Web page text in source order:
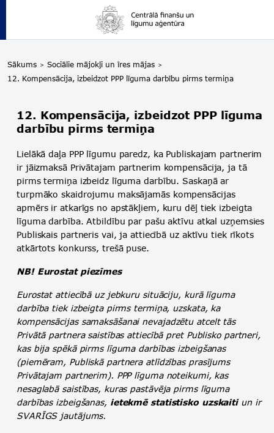
Sākums
Sociālie mājokļi un īres mājas
12. Kompensācija, izbeidzot PPP līguma darbību pirms termiņa
12. Kompensācija, izbeidzot PPP līguma
darbību pirms termiņa
Lielākā daļa PPP līgumu paredz, ka Publiskajam partnerim
ir jāizmaksā Privātajam partnerim kompensācija, ja tā
pirms termiņa izbeidz līguma darbību. Saskaņā ar
turpmāko skaidrojumu maksājamās kompensācijas
apmērs ir atkarīgs no apstākļiem, kuru dēļ tiek izbeigta
līguma darbība. Atbildību par pašu aktīvu atkal uzņemsies
Publiskais partneris vai, ja attiecībā uz aktīvu tiek rīkots
atkārtots konkurss, trešā puse.
NB! Eurostat piezīmes
Eurostat attiecībā uz jebkuru situāciju, kurā līguma
darbība tiek izbeigta pirms termiņa, uzskata, ka
kompensācijas samaksāšanai nevajadzētu atcelt tās
Privātā partnera saistības attiecībā pret Publisko partneri,
kas bija spēkā pirms līguma darbības izbeigšanas
(piemēram, Publiskā partnera atlīdzības prasījums
Privātajam partnerim). PPP līguma noteikumi, kas
nesaglabā saistības, kuras pastāvēja pirms līguma
darbības izbeigšanas, ietekmē statistisko uzskaiti un ir
SVARĪGS jautājums.